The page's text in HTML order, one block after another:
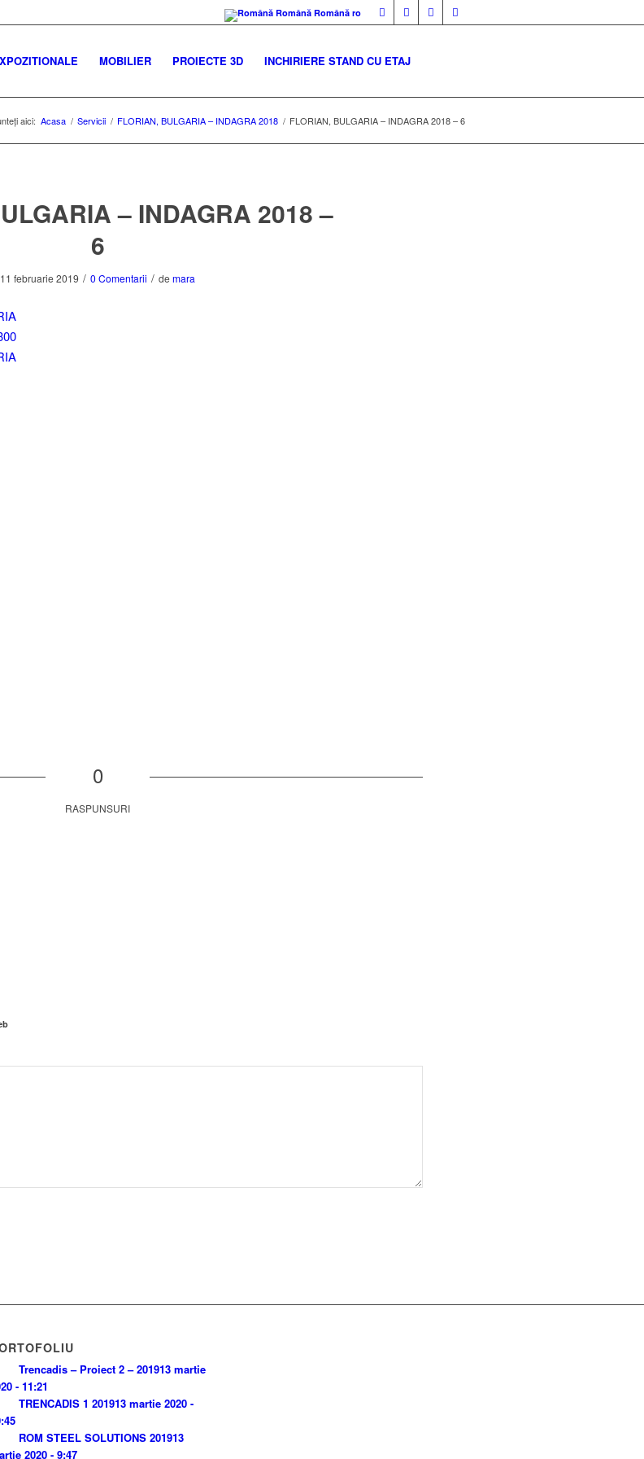
Română Română ro
MOBILIER PROIECTE 3D INCHIRIERE STAND CU ETAJ
aici: Acasa / Servicii / FLORIAN, BULGARIA – INDAGRA 2018 / FLORIAN, BULGARIA – INDAGRA 2018 – 6
– INDAGRA 2018 –
6
11 februarie 2019 / 0 Comentarii / demara
0
RASPUNSURI
Trencadis – Proiect 2 – 201913 martie
- 11:21
TRENCADIS 1 201913 martie 2020 -
ROM STEEL SOLUTIONS 201913
2020 - 9:47